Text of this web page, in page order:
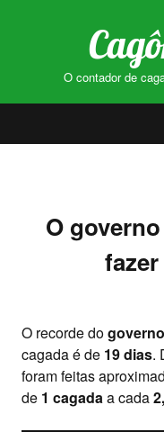
O contador de
conteúdo
O
O recorde do
cagada é de 19 dias.
foram feitas
de 1 cagada a cada